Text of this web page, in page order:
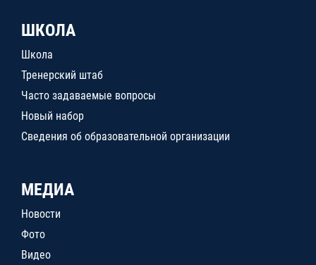
ШКОЛА
Школа
Тренерский штаб
Часто задаваемые вопросы
Новый набор
Сведения об образовательной организации
МЕДИА
Новости
Фото
Видео